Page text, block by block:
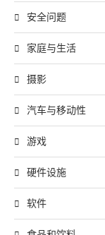
安全问题
家庭与生活
摄影
汽车与移动性
游戏
硬件设施
软件